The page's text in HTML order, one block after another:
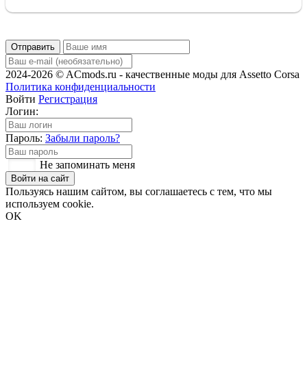
Отправить
2024-2026 © ACmods.ru - качественные моды для Assetto Corsa
Политика конфиденциальности
Войти Регистрация
Логин:
Пароль: Забыли пароль?
Не запоминать меня
Войти на сайт
Пользуясь нашим сайтом, вы соглашаетесь с тем, что мы
используем cookie.
OK